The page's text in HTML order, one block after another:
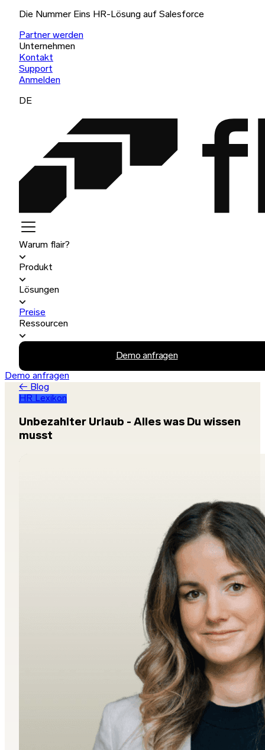
Die Nummer Eins HR-Lösung auf Salesforce
Partner werden
Unternehmen
Kontakt
Support
Anmelden
DE
Warum flair?
Produkt
Lösungen
Preise
Ressourcen
Demo anfragen
Demo anfragen
← Blog
HR Lexikon
Unbezahlter Urlaub - Alles was Du wissen
musst